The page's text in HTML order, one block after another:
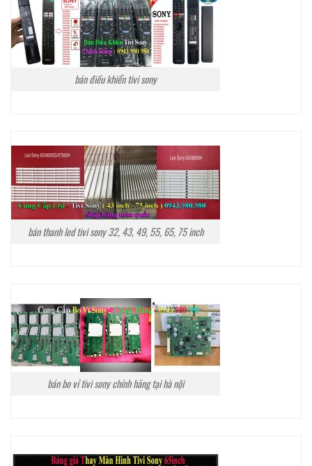
bán điều khiển tivi sony
bán thanh led tivi sony 32, 43, 49, 55, 65, 75 inch
bán bo vỉ tivi sony chính hãng tại hà nội